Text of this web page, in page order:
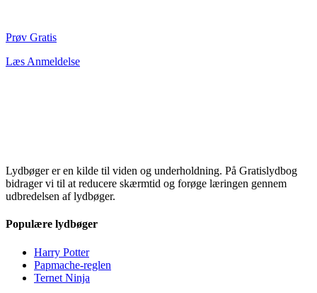
Prøv Gratis
Læs Anmeldelse
Lydbøger er en kilde til viden og underholdning. På Gratislydbog
bidrager vi til at reducere skærmtid og forøge læringen gennem
udbredelsen af lydbøger.
Populære lydbøger
Harry Potter
Papmache-reglen
Ternet Ninja